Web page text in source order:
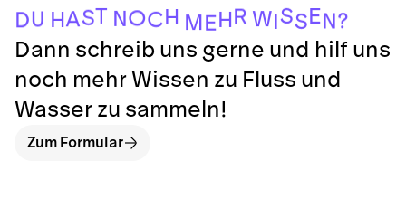
DU H AST NOCH ME H R WISSEN?
Dann schreib uns gerne und hilf uns
noch mehr Wissen zu Fluss und
Wasser zu sammeln!
Zum Formular